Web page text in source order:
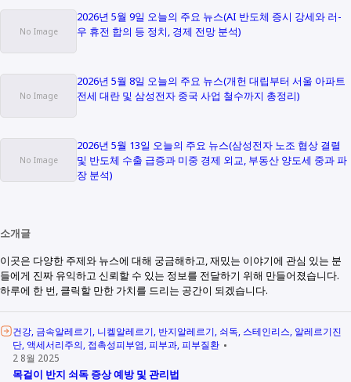
2026년 5월 9일 오늘의 주요 뉴스(AI 반도체 증시 강세와 러-
우 휴전 합의 등 정치, 경제 전망 분석)
2026년 5월 8일 오늘의 주요 뉴스(개헌 대립부터 서울 아파트
전세 대란 및 삼성전자 중국 사업 철수까지 총정리)
2026년 5월 13일 오늘의 주요 뉴스(삼성전자 노조 협상 결렬
및 반도체 수출 급증과 미중 경제 외교, 부동산 양도세 중과 파
장 분석)
소개글
이곳은 다양한 주제와 뉴스에 대해 궁금해하고, 재밌는 이야기에 관심 있는 분
들에게 진짜 유익하고 신뢰할 수 있는 정보를 전달하기 위해 만들어졌습니다.
하루에 한 번, 클릭할 만한 가치를 드리는 공간이 되겠습니다.
건강 금속알레르기 니켈알레르기 반지알레르기 쇠독 스테인리스 알레르기진
단 액세서리주의 접촉성피부염 피부과 피부질환
2 8월 2025
목걸이 반지 쇠독 증상 예방 및 관리법